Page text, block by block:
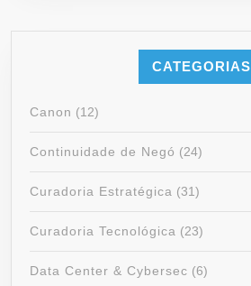
CATEGORIAS
Canon (12)
Continuidade de Negó (24)
Curadoria Estratégica (31)
Curadoria Tecnológica (23)
Data Center & Cybersec (6)